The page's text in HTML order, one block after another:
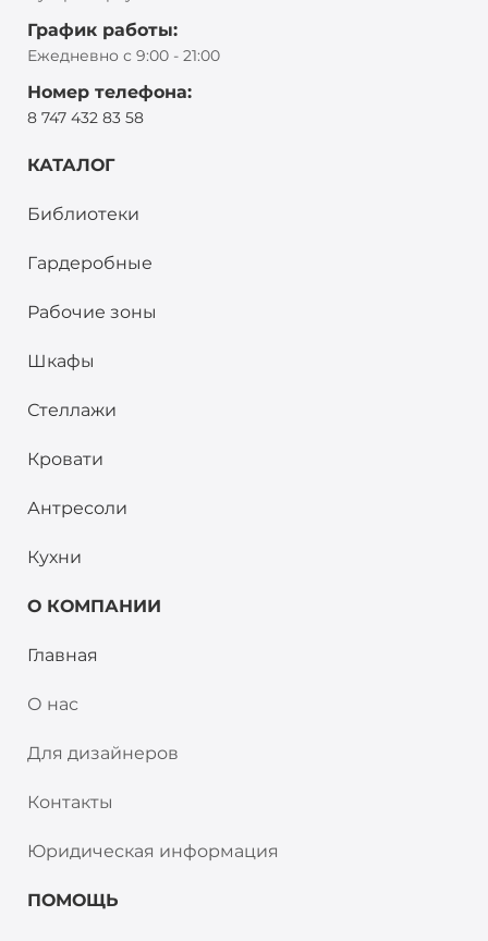
График работы:
Ежедневно с 9:00 - 21:00
Номер телефона:
8 747 432 83 58
КАТАЛОГ
Библиотеки
Гардеробные
Рабочие зоны
Шкафы
Стеллажи
Кровати
Антресоли
Кухни
О КОМПАНИИ
Главная
О нас
Для дизайнеров
Контакты
Юридическая информация
ПОМОЩЬ